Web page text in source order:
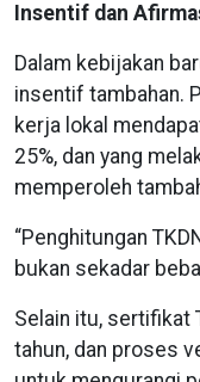
Insentif dan
Dalam kebijakan
insentif tambahan.
kerja lokal
25%, dan yang
memperoleh
“Penghitungan
bukan sekadar
Selain itu, sertifikat
tahun, dan proses